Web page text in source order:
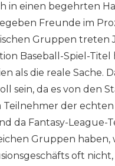
in einen begehrten
Freunde im
Gruppen treten
Baseball-Spiel-Titel
als die reale Sache.
sein, da es von den
Teilnehmer der echten
da Fantasy-League-
Gruppen haben,
oft